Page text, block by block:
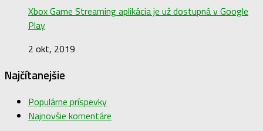
Xbox Game Streaming aplikácia je už dostupná v Google
Play
2 okt, 2019
Najčítanejšie
Populárne príspevky
Najnovšie komentáre